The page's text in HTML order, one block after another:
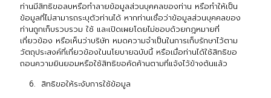
ท่านมีสิทธิขอลบหรือทำลายข้อมูลส่วนบุคคลของท่าน หรือทำให้เป็น
ข้อมูลที่ไม่สามารถระบุตัวท่านได้ หากท่านเชื่อว่าข้อมูลส่วนบุคคลของ
ท่านถูกเก็บรวบรวม ใช้ และเปิดเผยโดยไม่ชอบด้วยกฎหมายที่
เกี่ยวข้อง หรือเห็นว่าบริษัท หมดความจำเป็นในการเก็บรักษาไว้ตาม
วัตถุประสงค์ที่เกี่ยวข้องในนโยบายฉบับนี้ หรือเมื่อท่านได้ใช้สิทธิขอ
ถอนความยินยอมหรือใช้สิทธิขอคัดค้านตามที่แจ้งไว้ข้างต้นแล้ว
สิทธิขอให้ระงับการใช้ข้อมูล